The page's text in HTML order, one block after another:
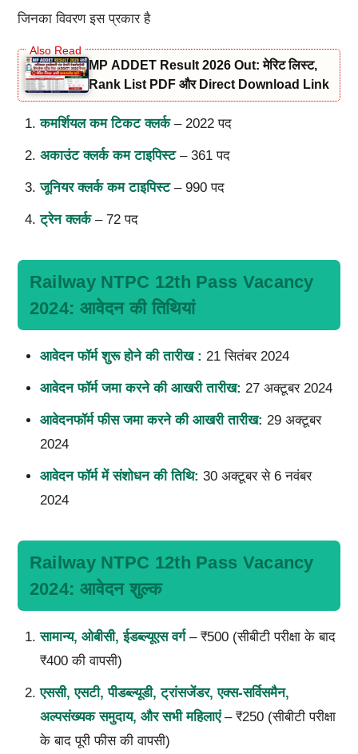
जिनका विवरण इस प्रकार है
MP ADDET Result 2026 Out: मेरिट लिस्ट,
Rank List PDF और Direct Download Link
कमर्शियल कम टिकट क्लर्क– 2022 पद
अकाउंट क्लर्क कम टाइपिस्ट– 361 पद
जूनियर क्लर्क कम टाइपिस्ट– 990 पद
ट्रेन क्लर्क– 72 पद
Railway NTPC 12th Pass Vacancy
2024: आवेदन की तिथियां
आवेदन फॉर्म शुरू होने की तारीख : 21 सितंबर 2024
आवेदन फॉर्म जमा करने की आखरी तारीख: 27 अक्टूबर 2024
आवेदनफॉर्म फीस जमा करने की आखरी तारीख: 29 अक्टूबर
2024
आवेदन फॉर्म में संशोधन की तिथि: 30 अक्टूबर से 6 नवंबर
2024
Railway NTPC 12th Pass Vacancy
2024: आवेदन शुल्क
सामान्य, ओबीसी, ईडब्ल्यूएस वर्ग– ₹500 (सीबीटी परीक्षा के बाद
₹400 की वापसी)
एससी, एसटी, पीडब्ल्यूडी, ट्रांसजेंडर, एक्स-सर्विसमैन,
अल्पसंख्यक समुदाय, और सभी महिलाएं– ₹250 (सीबीटी परीक्षा
के बाद पूरी फीस की वापसी)